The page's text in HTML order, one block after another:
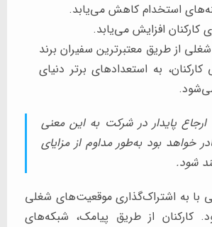
استخدام کاهش می‌یابد.
کارکنان افزایش می‌یابد.
از طریق معتبرترین سفیران برند
به استعدادهای برتر دنیای
پایدار در شرکت به این معنی
خواهد بود به‌طور مداوم از مزایای
شود.
با به اشتراک‌گذاری موقعیت‌های شغلی
کارکنان از طریق پیامک، شبکه‌های